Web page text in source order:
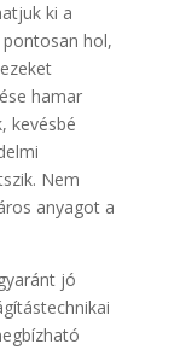
ki a
hol,
hamar
kevésbé
Nem
anyagot a
jó